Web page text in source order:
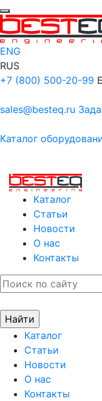
ENG
RUS
+7 (800) 500-20-99
sales@besteq.ru
Каталог
Каталог
Статьи
Новости
О нас
Контакты
Каталог
Статьи
Новости
О нас
Контакты